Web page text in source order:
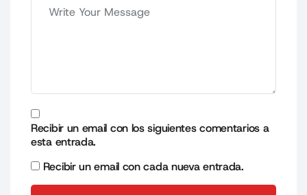
Recibir un email con los siguientes comentarios a
esta entrada.
Recibir un email con cada nueva entrada.